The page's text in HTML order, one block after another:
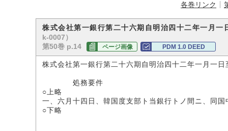
各巻リンク
株式会社第一銀行第二十六期自明治四十二年一月
k-0007）
第50巻 p.14
ページ画像 PDM 1.0 DEED
株式会社第一銀行第二十六期自明治四十二年一月一
処務要件
○上略
一、六月十四日、韓国度支部ト当銀行トノ間ニ、同
○下略